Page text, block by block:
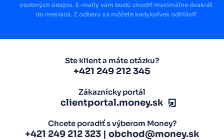
osobných údajov. E-maily vám budú chodiť maximálne dvakrát
do mesiaca. Z odberu sa môžete kedykoľvek odhlásiť
Ste klient a máte otázku?
+421 249 212 345
Zákaznícky portál
clientportal.money.sk
Chcete poradiť s výberom Money?
+421 249 212 323| obchod@money.sk